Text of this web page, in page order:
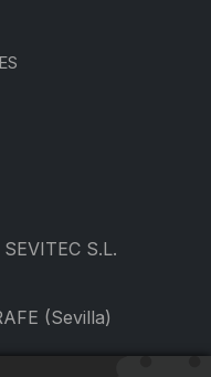
S.L.
(Sevilla)